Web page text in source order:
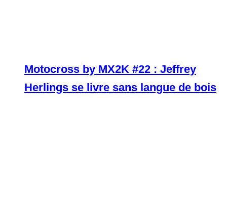
Motocross by MX2K #22 : Jeffrey
Herlings se livre sans langue de bois